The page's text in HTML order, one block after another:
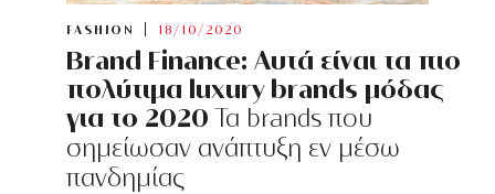
FASHION 18/10/2020
Brand Finance: Αυτά είναι τα πιο
πολύτιμα luxury brands μόδας
για το 2020 Τα brands που
σημείωσαν ανάπτυξη εν μέσω
πανδημίας